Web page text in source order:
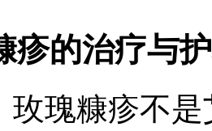
疹的治疗与
玫瑰糠疹不